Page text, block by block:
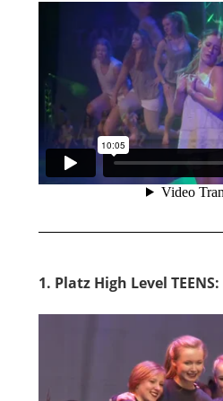
1. Platz High Level TEENS: